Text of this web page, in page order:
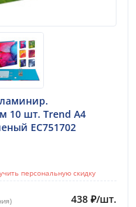
10 шт. Trend A4
EC751702
персональную скидку
438 ₽/шт.